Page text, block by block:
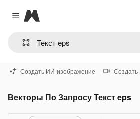
Close menu
Magnific
Создать ИИ-изображение Создать
Векторы По Запросу Текст eps